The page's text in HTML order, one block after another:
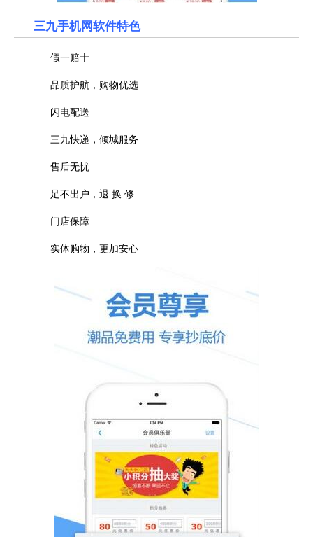
三九手机网软件特色
假一赔十
品质护航，购物优选
闪电配送
三九快递，倾城服务
售后无忧
足不出户，退 换 修
门店保障
实体购物，更加安心